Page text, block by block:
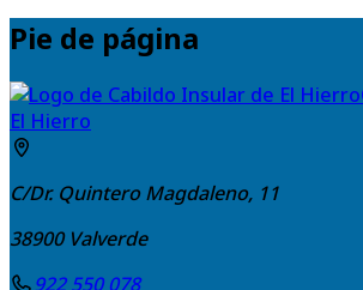
Pie de página
El Hierro
C/Dr. Quintero Magdaleno, 11
38900 Valverde
922 550 078